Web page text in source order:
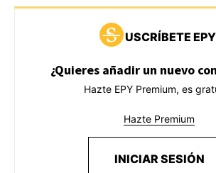
USCRÍBETE EPY
¿Quieres añadir un nuevo
Hazte EPY Premium, es
Hazte Premium
INICIAR SESIÓN